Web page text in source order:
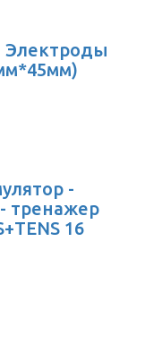
Электроды
-
тренажер
16